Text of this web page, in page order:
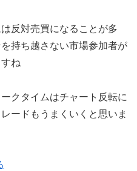
反対売買になることが多
持ち越さない市場参加者が
ね
クタイムはチャート反転に
ードもうまくいくと思いま